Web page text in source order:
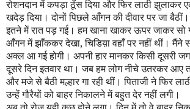
रोशनदान में कपड़ा ठूँस दिया और फिर लाठी झुलाकर
खदेड़ दिया। दोनों पिछले आँगन की दीवार पर जा बैठीं।
इतने में रात पड़ गई। हम खाना खाकर ऊपर जाकर
आँगन में झाँककर देखा,चिडिय़ा वहाँ पर नहीं थीं। मैंने
अक्ल आ गई होगी। अपनी हार मानकर किसी दूसरी
दूसरे दिन इतवार था। जब हम लोग नीचे उतरकर आए
और मजे से बैठी मल्हार गा रही थीं। पिताजी ने फिर
उन्हें गौरैयों को बाहर निकालने में बहुत देर नहीं लगी।